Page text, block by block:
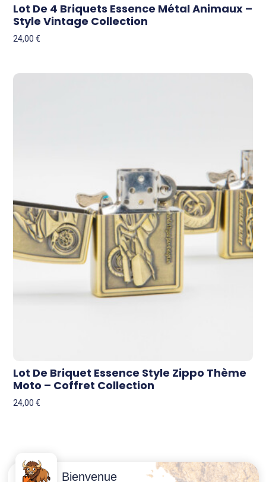
Lot De 4 Briquets Essence Métal Animaux –
Style Vintage Collection
24,00€
Lot De Briquet Essence Style Zippo Thème
Moto – Coffret Collection
24,00€
Conditions
Contactez-
Bienvenue